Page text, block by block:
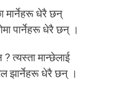
मार्नेहरू धेरै छन्
पार्नेहरू धेरै छन् ।
त्यस्ता मान्छेलाई
झार्नेहरू धेरै छन् ।